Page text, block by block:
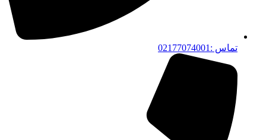
تماس :02177074001